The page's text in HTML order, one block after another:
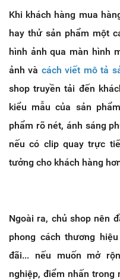
Khi khách hàng mua
hay thử sản phẩm một
hình ảnh qua màn hình
ảnh và cách viết mô tả
shop truyền tải đến
kiểu mẫu của sản
phẩm rõ nét, ánh sáng
nếu có clip quay trực
tưởng cho khách hàng
Ngoài ra, chủ shop nên
phong cách thương
đãi... nếu muốn mở
nghiệp, điểm nhấn trong